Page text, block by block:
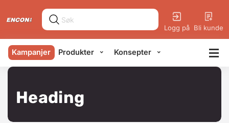
Logg på Bli kunde
Kampanjer Produkter Konsepter
Heading